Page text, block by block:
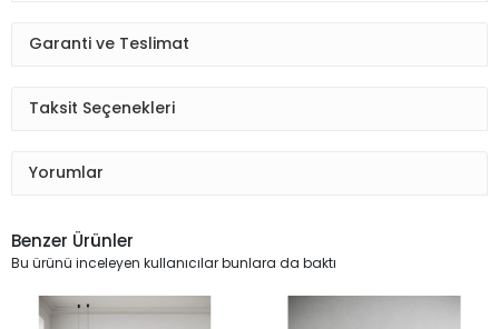
Garanti ve Teslimat
Taksit Seçenekleri
Yorumlar
Benzer Ürünler
Bu ürünü inceleyen kullanıcılar bunlara da baktı